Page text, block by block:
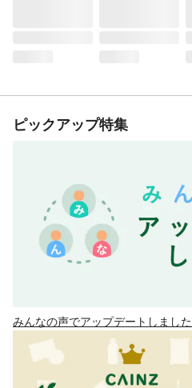
ピックアップ特集
みんなの声でアップデートしました